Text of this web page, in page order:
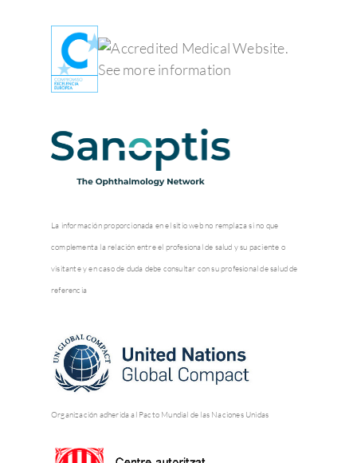
La información proporcionada en el sitio web no remplaza si no que
complementa la relación entre el profesional de salud y su paciente o
visitante y en caso de duda debe consultar con su profesional de salud de
referencia
Organización adherida al Pacto Mundial de las Naciones Unidas